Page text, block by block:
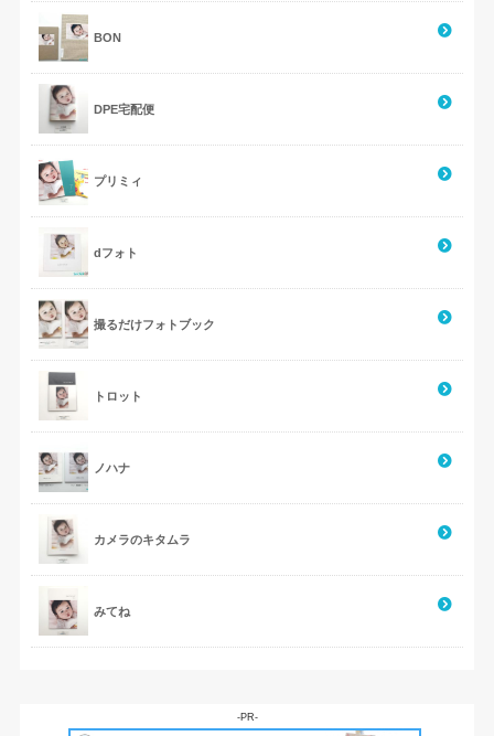
BON
DPE宅配便
プリミィ
dフォト
撮るだけフォトブック
トロット
ノハナ
カメラのキタムラ
みてね
-PR-